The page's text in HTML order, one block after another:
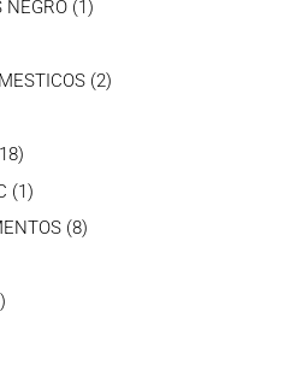
NEGRO 11
22
1818
productos
11
producto
88
1